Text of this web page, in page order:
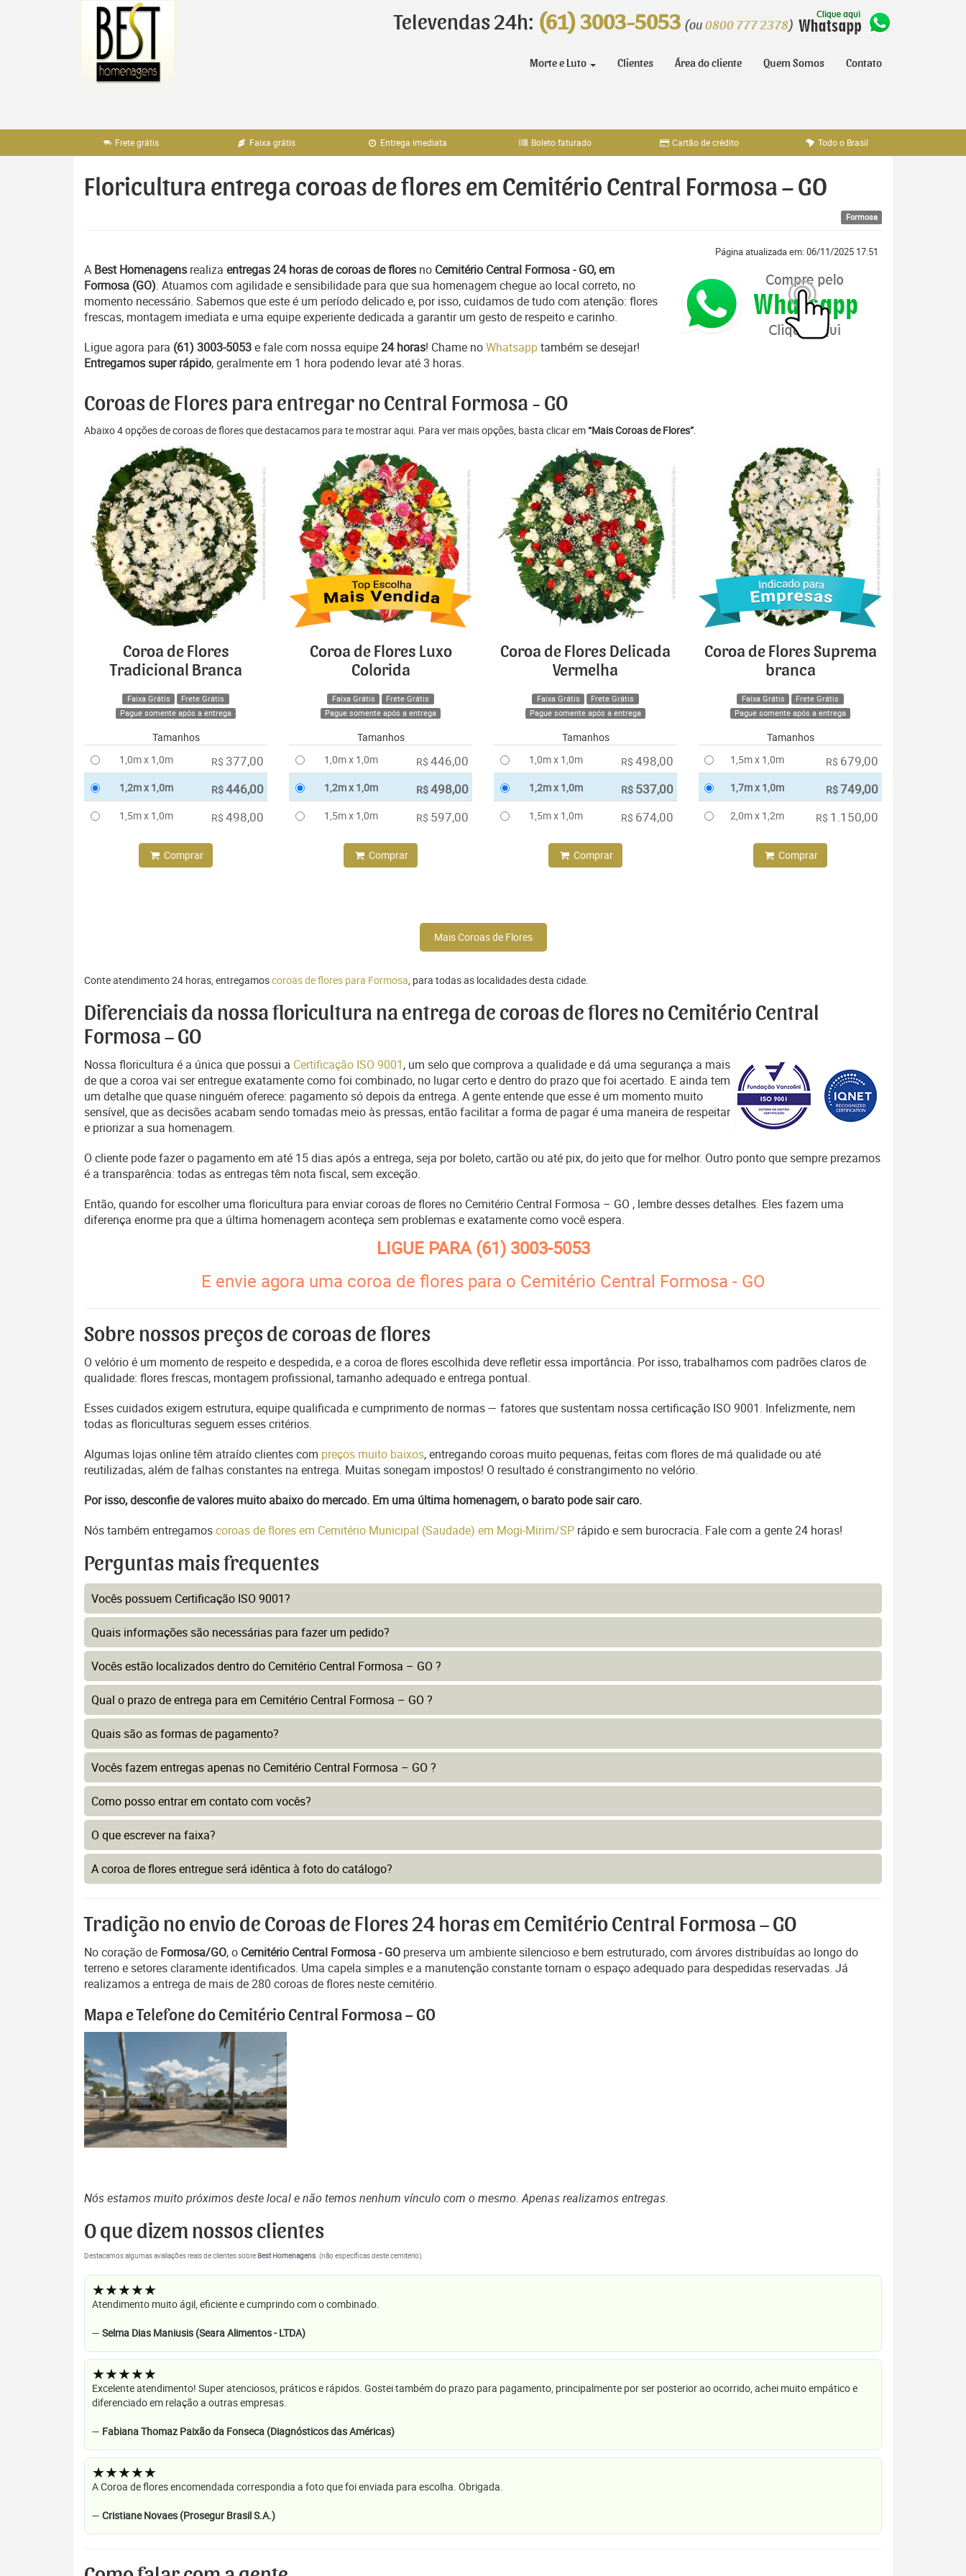
Televendas 24h: (61) 3003-5053 (ou 0800 777 2378)
Morte e Luto Clientes Área do cliente Quem Somos Contato
Frete grátis Faixa grátis Entrega imediata Boleto faturado Cartão de crédito Todo o Brasil
Floricultura entrega coroas de flores em Cemitério Central Formosa – GO
Formosa
Página atualizada em: 06/11/2025 17:51
A Best Homenagens realiza entregas 24 horas de coroas de flores no Cemitério Central Formosa - GO, em
Formosa (GO). Atuamos com agilidade e sensibilidade para que sua homenagem chegue ao local correto, no
momento necessário. Sabemos que este é um período delicado e, por isso, cuidamos de tudo com atenção: flores
frescas, montagem imediata e uma equipe experiente dedicada a garantir um gesto de respeito e carinho.
Ligue agora para (61) 3003-5053e fale com nossa equipe24 horas! Chame noWhatsapptambém se desejar!
Entregamos super rápido, geralmente em 1 hora podendo levar até 3 horas.
Coroas de Flores para entregar no Central Formosa - GO
Abaixo 4 opções de coroas de flores que destacamos para te mostrar aqui. Para ver mais opções, basta clicar em“Mais Coroas de Flores”.
Coroa de Flores
Tradicional Branca
Faixa Grátis
Frete Grátis
Pague somente após a entrega
Tamanhos
1,0m x 1,0m
R$ 377,00
1,2m x 1,0m R$446,00
1,5m x 1,0m R$ 498,00
Comprar
Coroa de Flores Luxo
Colorida
Faixa Grátis
Frete Grátis
Pague somente após a entrega
Tamanhos
1,0m x 1,0m
R$ 446,00
1,2m x 1,0m R$498,00
1,5m x 1,0m R$ 597,00
Comprar
Coroa de Flores Delicada
Vermelha
Faixa Grátis
Frete Grátis
Pague somente após a entrega
Tamanhos
1,0m x 1,0m
R$ 498,00
1,2m x 1,0m R$ 537,00
1,5m x 1,0m R$ 674,00
Comprar
Coroa de Flores Suprema
branca
Faixa Grátis
Frete Grátis
Pague somente após a entrega
Tamanhos
1,5m x 1,0m
R$ 679,00
1,7m x 1,0m R$749,00
2,0m x 1,2m R$ 1.150,00
Comprar
Mais Coroas de Flores
Conte atendimento 24 horas, entregamoscoroas de flores para Formosa, para todas as localidades desta cidade.
Diferenciais da nossa floricultura na entrega de coroas de flores no Cemitério Central
Formosa – GO
Nossa floricultura é a única que possui a Certificação ISO 9001, um selo que comprova a qualidade e dá uma segurança a mais
de que a coroa vai ser entregue exatamente como foi combinado, no lugar certo e dentro do prazo que foi acertado. E ainda tem
um detalhe que quase ninguém oferece: pagamento só depois da entrega. A gente entende que esse é um momento muito
sensível, que as decisões acabam sendo tomadas meio às pressas, então facilitar a forma de pagar é uma maneira de respeitar
e priorizar a sua homenagem.
O cliente pode fazer o pagamento em até 15 dias após a entrega, seja por boleto, cartão ou até pix, do jeito que for melhor. Outro ponto que sempre prezamos
é a transparência: todas as entregas têm nota fiscal, sem exceção.
Então, quando for escolher uma floricultura para enviar coroas de flores no Cemitério Central Formosa – GO , lembre desses detalhes. Eles fazem uma
diferença enorme pra que a última homenagem aconteça sem problemas e exatamente como você espera.
LIGUE PARA(61) 3003-5053
E envie agora uma coroa de flores para o Cemitério Central Formosa - GO
Sobre nossos preços de coroas de flores
O velório é um momento de respeito e despedida, e a coroa de flores escolhida deve refletir essa importância. Por isso, trabalhamos com padrões claros de
qualidade: flores frescas, montagem profissional, tamanho adequado e entrega pontual.
Esses cuidados exigem estrutura, equipe qualificada e cumprimento de normas — fatores que sustentam nossa certificação ISO 9001. Infelizmente, nem
todas as floriculturas seguem esses critérios.
Algumas lojas online têm atraído clientes com preços muito baixos, entregando coroas muito pequenas, feitas com flores de má qualidade ou até
reutilizadas, além de falhas constantes na entrega. Muitas sonegam impostos! O resultado é constrangimento no velório.
Por isso, desconfie de valores muito abaixo do mercado. Em uma última homenagem, o barato pode sair caro.
Nós também entregamoscoroas de flores em Cemitério Municipal (Saudade) em Mogi-Mirim/SP rápido e sem burocracia. Fale com a gente 24 horas!
Perguntas mais frequentes
Vocês possuem Certificação ISO 9001?
Quais informações são necessárias para fazer um pedido?
Vocês estão localizados dentro do Cemitério Central Formosa – GO ?
Qual o prazo de entrega para em Cemitério Central Formosa – GO ?
Quais são as formas de pagamento?
Vocês fazem entregas apenas no Cemitério Central Formosa – GO ?
Como posso entrar em contato com vocês?
O que escrever na faixa?
A coroa de flores entregue será idêntica à foto do catálogo?
Tradição no envio de Coroas de Flores 24 horas em Cemitério Central Formosa – GO
No coração de Formosa/GO, o Cemitério Central Formosa - GO preserva um ambiente silencioso e bem estruturado, com árvores distribuídas ao longo do
terreno e setores claramente identificados. Uma capela simples e a manutenção constante tornam o espaço adequado para despedidas reservadas. Já
realizamos a entrega de mais de 280 coroas de flores neste cemitério.
Mapa e Telefone do Cemitério Central Formosa – GO
Nós estamos muito próximos deste local e não temos nenhum vínculo com o mesmo. Apenas realizamos entregas.
O que dizem nossos clientes
Destacamos algumas avaliações reais de clientes sobreBest Homenagens. (não específicas deste cemitério).
★★★★★
Atendimento muito ágil, eficiente e cumprindo com o combinado.
— Selma Dias Maniusis (Seara Alimentos - LTDA)
★★★★★
Excelente atendimento! Super atenciosos, práticos e rápidos. Gostei também do prazo para pagamento, principalmente por ser posterior ao ocorrido, achei muito empático e
diferenciado em relação a outras empresas.
— Fabiana Thomaz Paixão da Fonseca (Diagnósticos das Américas)
★★★★★
A Coroa de flores encomendada correspondia a foto que foi enviada para escolha. Obrigada.
— Cristiane Novaes (Prosegur Brasil S.A.)